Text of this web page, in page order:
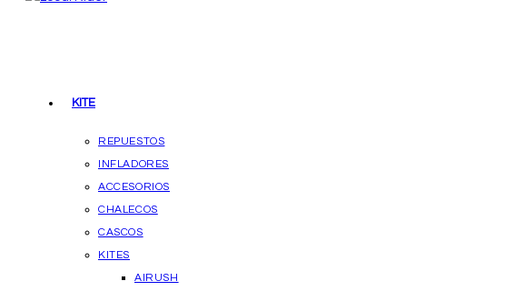
KITE
REPUESTOS
INFLADORES
ACCESORIOS
CHALECOS
CASCOS
KITES
AIRUSH